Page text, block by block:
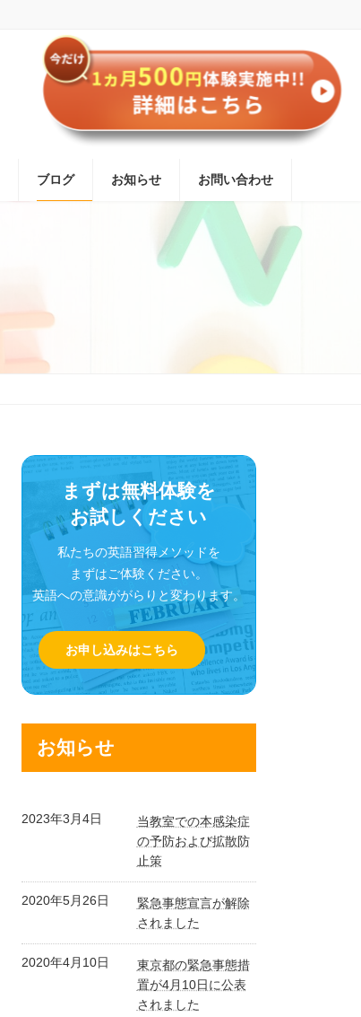
ブログ お知らせ お問い合わせ
まずは無料体験を
お試しください
私たちの英語習得メソッドを
まずはご体験ください。
英語への意識ががらりと変わります。
お申し込みはこちら
お知らせ
2023年3月4日
当教室での本感染症
の予防および拡散防
止策
2020年5月26日
緊急事態宣言が解除
されました
2020年4月10日
東京都の緊急事態措
置が4月10日に公表
されました